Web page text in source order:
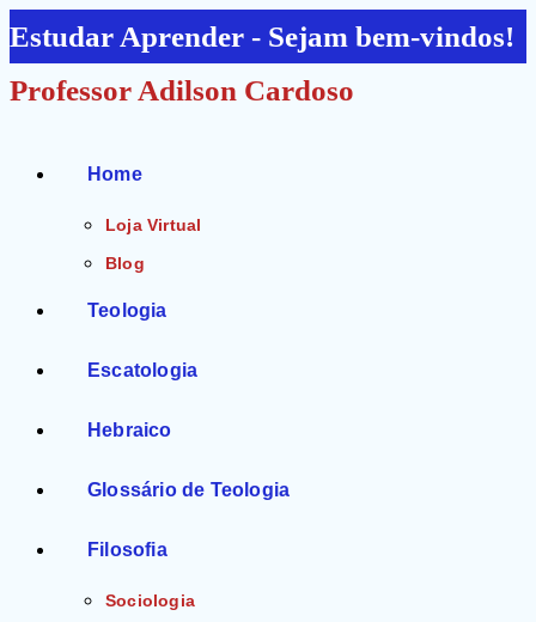
Ir
para
o
Estudar Aprender - Sejam bem-vindos!
Professor Adilson Cardoso
Home
Loja Virtual
Blog
Teologia
Escatologia
Hebraico
Glossário de Teologia
Filosofia
Sociologia